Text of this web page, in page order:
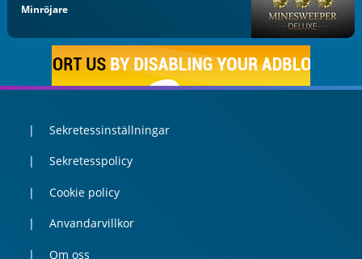
Minröjare
Sekretessinställningar
Sekretesspolicy
Cookie policy
Anvandarvillkor
Om oss